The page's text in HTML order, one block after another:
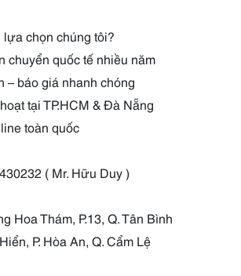
chọn chúng tôi?
chuyển quốc tế nhiều năm
– báo giá nhanh chóng
tại TP.HCM & Đà Nẵng
toàn quốc
( Mr. Hữu Duy )
Hoa Thám, P.13, Q. Tân Bình
P. Hòa An, Q. Cẩm Lệ